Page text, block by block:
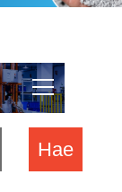
Hae